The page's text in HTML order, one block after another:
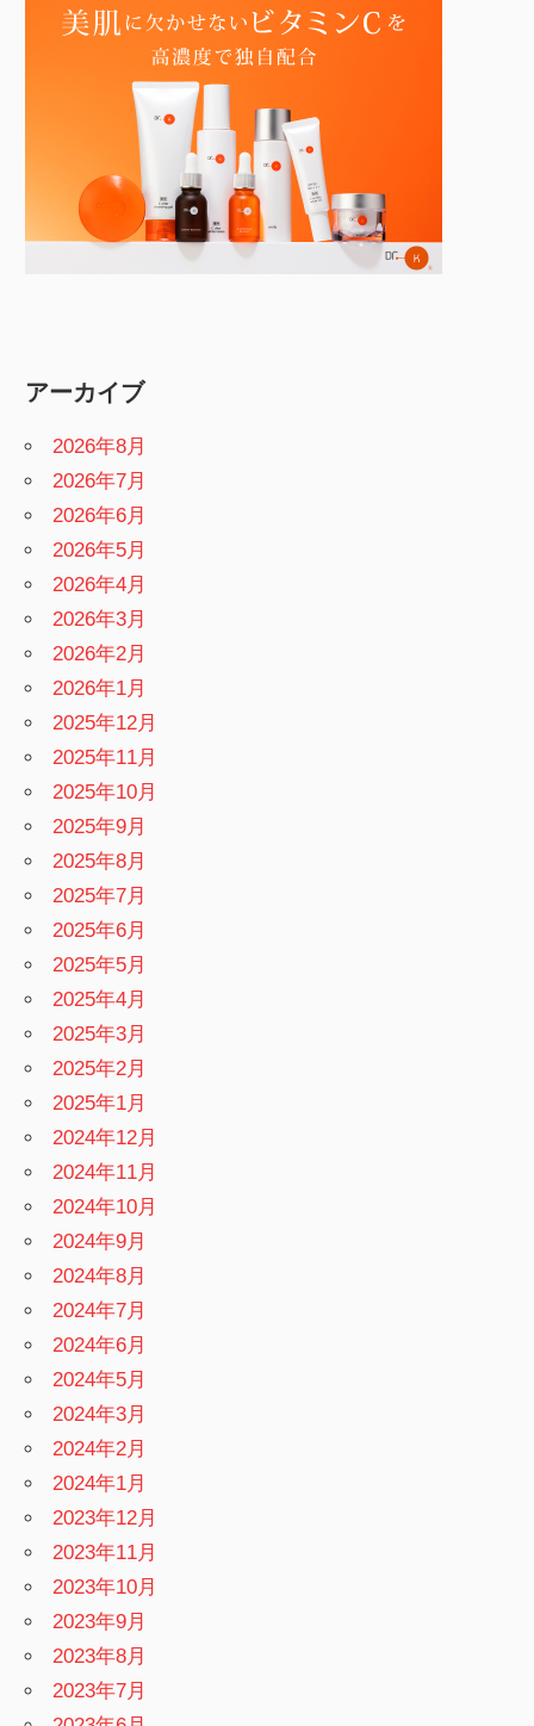
アーカイブ
2026年8月
2026年7月
2026年6月
2026年5月
2026年4月
2026年3月
2026年2月
2026年1月
2025年12月
2025年11月
2025年10月
2025年9月
2025年8月
2025年7月
2025年6月
2025年5月
2025年4月
2025年3月
2025年2月
2025年1月
2024年12月
2024年11月
2024年10月
2024年9月
2024年8月
2024年7月
2024年6月
2024年5月
2024年3月
2024年2月
2024年1月
2023年12月
2023年11月
2023年10月
2023年9月
2023年8月
2023年7月